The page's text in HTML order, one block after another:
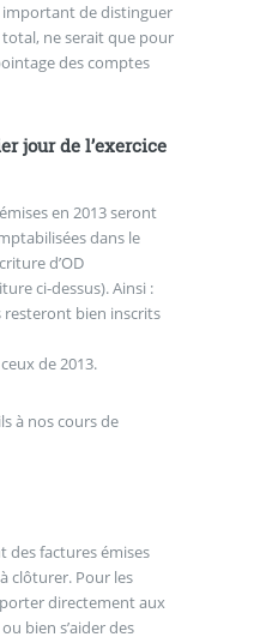
important de distinguer
ne serait que pour
des comptes
jour de l’exercice
en 2013 seront
dans le
d’OD
ci-dessus). Ainsi :
bien inscrits
de 2013.
à nos cours de
des factures émises
clôturer. Pour les
directement aux
bien s’aider des